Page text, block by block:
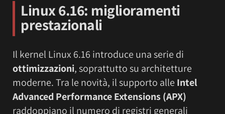
Linux 6.16: miglioramenti
prestazionali
Il kernel Linux 6.16 introduce una serie di
ottimizzazioni, soprattutto su architetture
moderne. Tra le novità, il supporto alle Intel
Advanced Performance Extensions (APX)
raddoppiano il numero di registri generali